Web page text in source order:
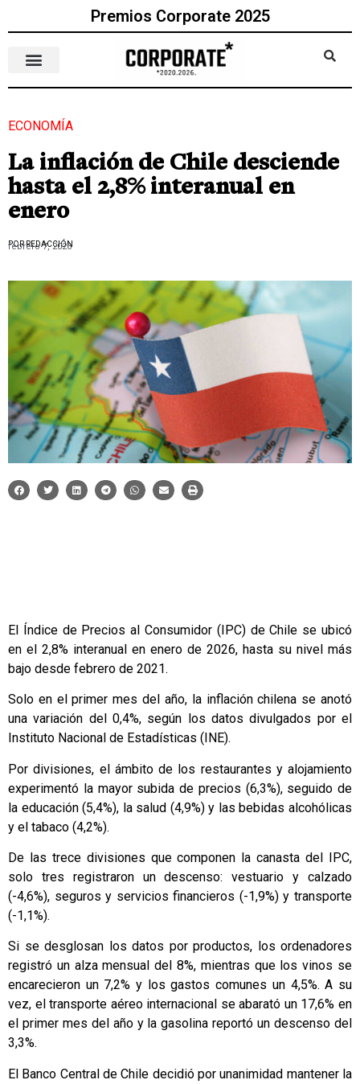
Premios Corporate 2025
ECONOMÍA
La inflación de Chile desciende
hasta el 2,8% interanual en
enero
POR REDACCIÓN
febrero 7, 2026
El Índice de Precios al Consumidor (IPC) de Chile se ubicó
en el 2,8% interanual en enero de 2026, hasta su nivel más
bajo desde febrero de 2021.
Solo en el primer mes del año, la inflación chilena se anotó
una variación del 0,4%, según los datos divulgados por el
Instituto Nacional de Estadísticas (INE).
Por divisiones, el ámbito de los restaurantes y alojamiento
experimentó la mayor subida de precios (6,3%), seguido de
la educación (5,4%), la salud (4,9%) y las bebidas alcohólicas
y el tabaco (4,2%).
De las trece divisiones que componen la canasta del IPC,
solo tres registraron un descenso: vestuario y calzado
(-4,6%), seguros y servicios financieros (-1,9%) y transporte
(-1,1%).
Si se desglosan los datos por productos, los ordenadores
registró un alza mensual del 8%, mientras que los vinos se
encarecieron un 7,2% y los gastos comunes un 4,5%. A su
vez, el transporte aéreo internacional se abarató un 17,6% en
el primer mes del año y la gasolina reportó un descenso del
3,3%.
El Banco Central de Chile decidió por unanimidad mantener la